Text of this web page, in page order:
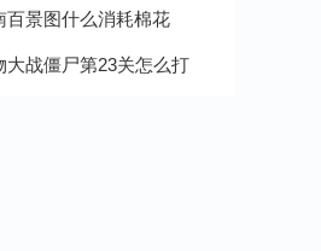
百景图什么消耗棉花
大战僵尸第23关怎么打